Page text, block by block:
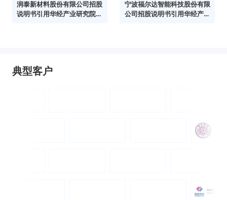
润泰新材料股份有限公司招股
说明书引用华经产业研究院数
宁波福尔达智能科技股份有限
公司招股说明书引用华经产业
典型客户